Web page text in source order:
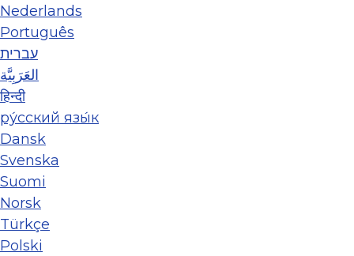
Nederlands
Português
עברית
العَرَبِيَّة
हिन्दी
ру́сский язы́к
Dansk
Svenska
Suomi
Norsk
Türkçe
Polski